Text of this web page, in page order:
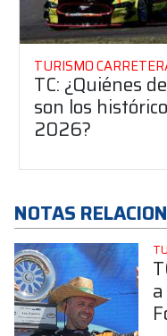
TURISMO
TC: ¿Quiénes
son los
2026?
NOTAS